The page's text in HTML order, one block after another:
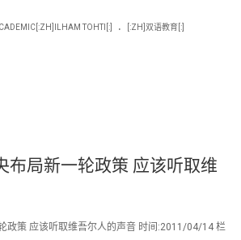
TOHTI[:] . [:ZH]双语教育[:]
布局新一轮政策 应该听取维
政策 应该听取维吾尔人的声音 时间:2011/04/14 栏